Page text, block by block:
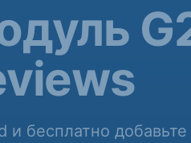
бесплатно